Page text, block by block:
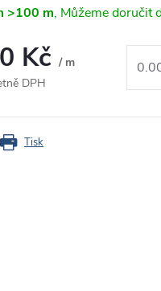
>100 m
Kč / m
DPH
Tisk